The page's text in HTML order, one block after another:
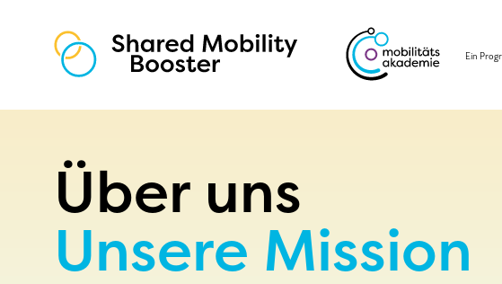
Coaching
Über uns
Team & Mission
Ein
Über uns
Unsere Mission